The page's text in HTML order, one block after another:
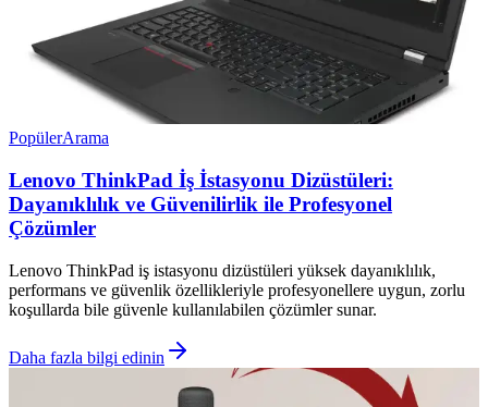
PopülerArama
Lenovo ThinkPad İş İstasyonu Dizüstüleri:
Dayanıklılık ve Güvenilirlik ile Profesyonel
Çözümler
Lenovo ThinkPad iş istasyonu dizüstüleri yüksek dayanıklılık,
performans ve güvenlik özellikleriyle profesyonellere uygun, zorlu
koşullarda bile güvenle kullanılabilen çözümler sunar.
Daha fazla bilgi edinin